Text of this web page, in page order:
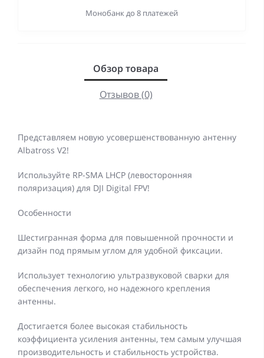
Монобанк до 8 платежей
Обзор товара
Отзывов (0)
Представляем новую усовершенствованную антенну
Albatross V2!
Используйте RP-SMA LHCP (левосторонняя
поляризация) для DJI Digital FPV!
Особенности
Шестигранная форма для повышенной прочности и
дизайн под прямым углом для удобной фиксации.
Использует технологию ультразвуковой сварки для
обеспечения легкого, но надежного крепления
антенны.
Достигается более высокая стабильность
коэффициента усиления антенны, тем самым улучшая
производительность и стабильность устройства.